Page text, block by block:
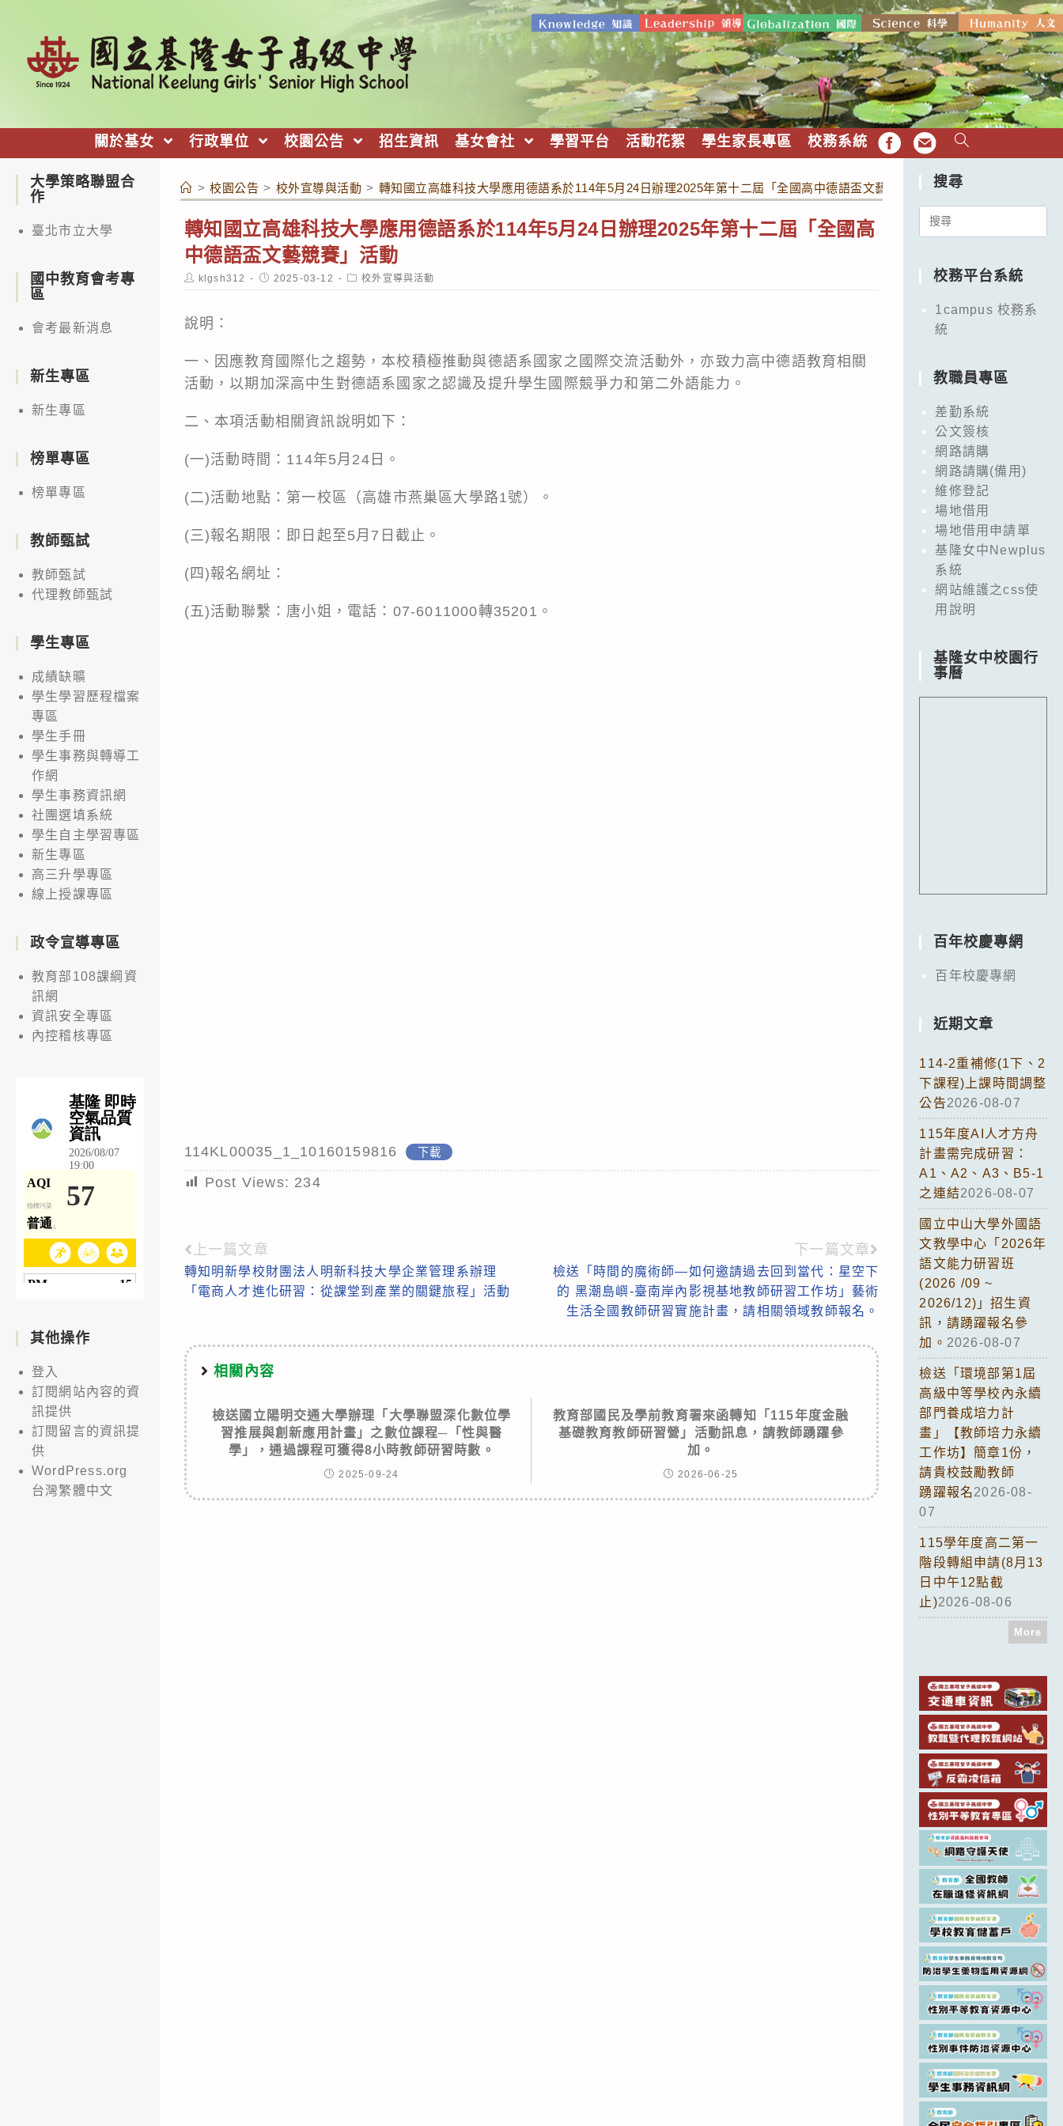
關於基女 行政單位 校園公告 招生資訊 基女會社 學習平台 活動花絮 學生家長專區 校務系統 FB EMAIL
> 校園公告 > 校外宣導與活動 > 轉知國立高雄科技大學應用德語系於114年5月24日辦理2025年第十二屆「全國高中德語盃文藝競賽」活動
轉知國立高雄科技大學應用德語系於114年5月24日辦理2025年第十二屆「全國高
中德語盃文藝競賽」活動
Post
author:
klgsh312
Post
published:
2025-03-12
Post
category:
校外宣導與活動
說明：
一、因應教育國際化之趨勢，本校積極推動與德語系國家之國際交流活動外，亦致力高中德語教育相關
活動，以期加深高中生對德語系國家之認識及提升學生國際競爭力和第二外語能力。
二、本項活動相關資訊說明如下：
(一)活動時間：114年5月24日。
(二)活動地點：第一校區（高雄市燕巢區大學路1號）。
(三)報名期限：即日起至5月7日截止。
(四)報名網址：
(五)活動聯繫：唐小姐，電話：07-6011000轉35201。
114KL00035_1_10160159816 下載
Post Views: 234
Read
more
上一篇文章
轉知明新學校財團法人明新科技大學企業管理系辦理
「電商人才進化研習：從課堂到產業的關鍵旅程」活動
下一篇文章
檢送「時間的魔術師—如何邀請過去回到當代：星空下
的 黑潮島嶼-臺南岸內影視基地教師研習工作坊」藝術
生活全國教師研習實施計畫，請相關領域教師報名。
相關內容
檢送國立陽明交通大學辦理「大學聯盟深化數位學
習推展與創新應用計畫」之數位課程─「性與醫
學」，通過課程可獲得8小時教師研習時數。
2025-09-24
教育部國民及學前教育署來函轉知「115年度金融
基礎教育教師研習營」活動訊息，請教師踴躍參
加。
2026-06-25
大學策略聯盟合
作
臺北市立大學
國中教育會考專
區
會考最新消息
新生專區
新生專區
榜單專區
榜單專區
教師甄試
教師甄試
代理教師甄試
學生專區
成績缺曠
學生學習歷程檔案
專區
學生手冊
學生事務與轉導工
作網
學生事務資訊網
社團選填系統
學生自主學習專區
新生專區
高三升學專區
線上授課專區
政令宣導專區
教育部108課綱資
訊網
資訊安全專區
內控稽核專區
其他操作
登入
訂閱網站內容的資
訊提供
訂閱留言的資訊提
供
WordPress.org
台灣繁體中文
搜尋
Search
校務平台系統
1campus 校務系
統
教職員專區
差勤系統
公文簽核
網路請購
網路請購(備用)
維修登記
場地借用
場地借用申請單
基隆女中Newplus
系統
網站維護之css使
用說明
基隆女中校園行
事曆
百年校慶專網
百年校慶專網
近期文章
114-2重補修(1下、2
下課程)上課時間調整
公告2026-08-07
115年度AI人才方舟
計畫需完成研習：
A1、A2、A3、B5-1
之連結2026-08-07
國立中山大學外國語
文教學中心「2026年
語文能力研習班
(2026 /09 ~
2026/12)」招生資
訊，請踴躍報名參
加。 2026-08-07
檢送「環境部第1屆
高級中等學校內永續
部門養成培力計
畫」【教師培力永續
工作坊】簡章1份，
請貴校鼓勵教師
踴躍報名2026-08-
07
115學年度高二第一
階段轉組申請(8月13
日中午12點截
止)2026-08-06
More